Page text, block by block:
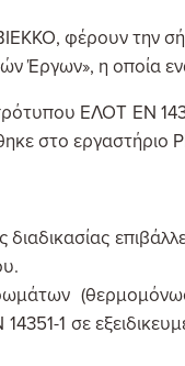
φέρουν την
Έργων», η οποία
ΕΛΟΤ ΕΝ
στο εργαστήριο
1 σε